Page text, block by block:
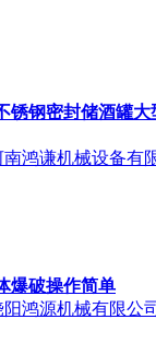
榄油储罐白钢油罐
锈钢密封储酒罐大